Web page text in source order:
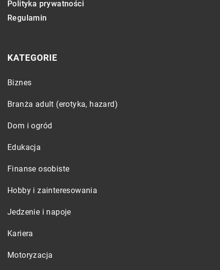
Polityka prywatności
Regulamin
KATEGORIE
Biznes
Branża adult (erotyka, hazard)
Dom i ogród
Edukacja
Finanse osobiste
Hobby i zainteresowania
Jedzenie i napoje
Kariera
Motoryzacja